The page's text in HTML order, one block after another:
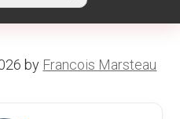
by Francois Marsteau